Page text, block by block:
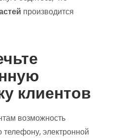
производится
клиентов
возможность
телефону, электронной